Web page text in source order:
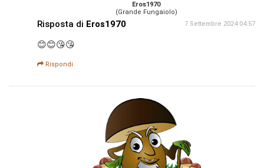
Eros1970
(Grande Fungaiolo)
Risposta di Eros1970 7 Settembre 2024 04:57
😊😊😘😘
Rispondi